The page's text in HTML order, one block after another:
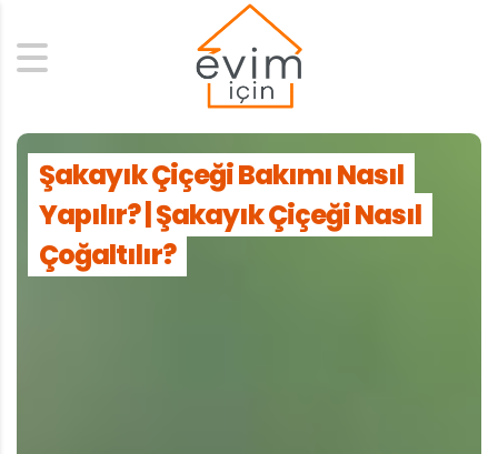
Search
Şakayık Çiçeği Bakımı Nasıl
Yapılır? | Şakayık Çiçeği Nasıl
Çoğaltılır?